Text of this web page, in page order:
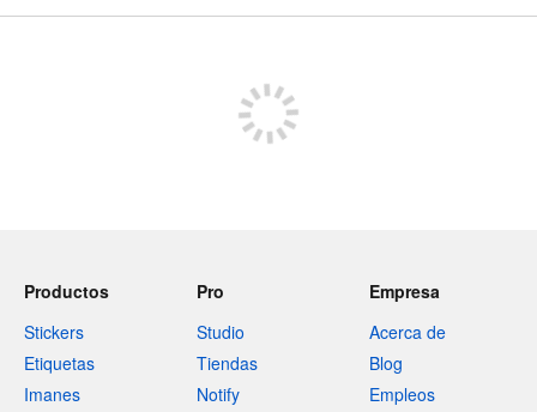
Productos
Stickers
Etiquetas
Imanes
Pro
Studio
Tiendas
Notify
Empresa
Acerca de
Blog
Empleos